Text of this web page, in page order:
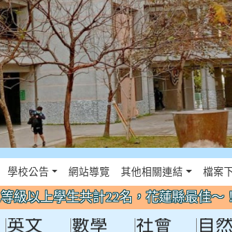
學校公告 網站導覽 其他相關連結 檔案
級以上學生共計22名，花蓮縣最佳～！
5A等級以上學生共計22名
英文 數學 社會
自